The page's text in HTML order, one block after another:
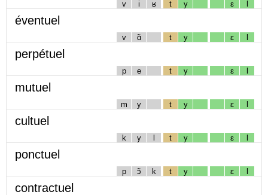
v i ʁ t y ɛ l
éventuel
v ɑ̃ t y ɛ l
perpétuel
p e t y ɛ l
mutuel
m y t y ɛ l
cultuel
k y l t y ɛ l
ponctuel
p ɔ̃ k t y ɛ l
contractuel